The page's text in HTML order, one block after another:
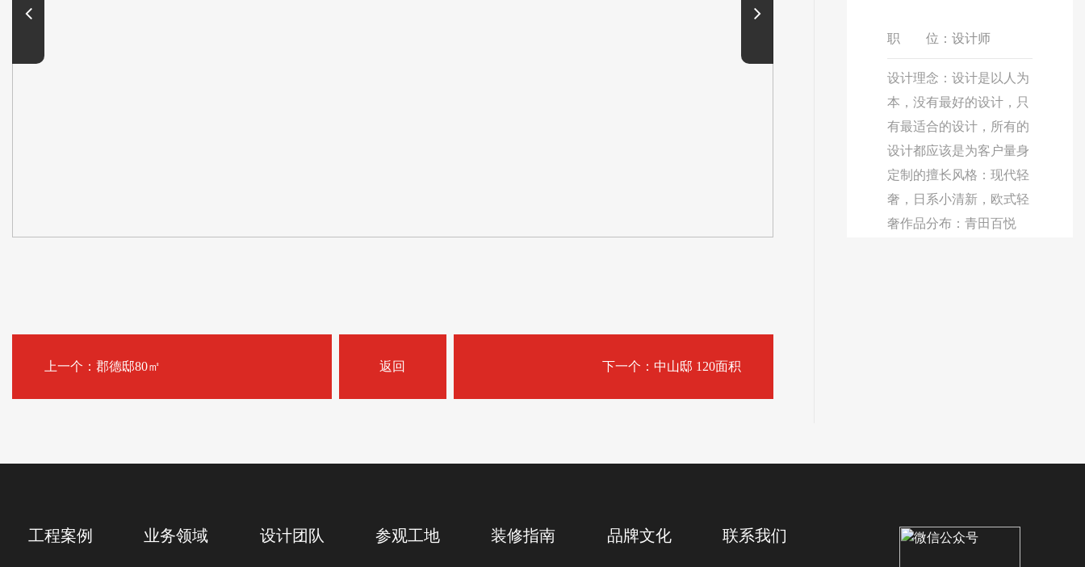
上一个：郡德邸80㎡ 返回 下一个：中山邸 120面积
职 位：设计师
设计理念：设计是以人为
本，没有最好的设计，只
有最适合的设计，所有的
设计都应该是为客户量身
定制的擅长风格：现代轻
奢，日系小清新，欧式轻
奢作品分布：青田百悦
工程案例 业务领域 设计团队 参观工地 装修指南 品牌文化 联系我们